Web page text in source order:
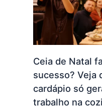
Ceia de Natal
sucesso? Veja
cardápio só
trabalho na